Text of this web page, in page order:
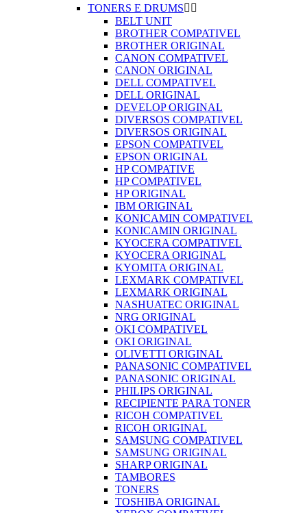
TONERS E DRUMS 
BELT UNIT
BROTHER COMPATIVEL
BROTHER ORIGINAL
CANON COMPATIVEL
CANON ORIGINAL
DELL COMPATIVEL
DELL ORIGINAL
DEVELOP ORIGINAL
DIVERSOS COMPATIVEL
DIVERSOS ORIGINAL
EPSON COMPATIVEL
EPSON ORIGINAL
HP COMPATIVE
HP COMPATIVEL
HP ORIGINAL
IBM ORIGINAL
KONICAMIN COMPATIVEL
KONICAMIN ORIGINAL
KYOCERA COMPATIVEL
KYOCERA ORIGINAL
KYOMITA ORIGINAL
LEXMARK COMPATIVEL
LEXMARK ORIGINAL
NASHUATEC ORIGINAL
NRG ORIGINAL
OKI COMPATIVEL
OKI ORIGINAL
OLIVETTI ORIGINAL
PANASONIC COMPATIVEL
PANASONIC ORIGINAL
PHILIPS ORIGINAL
RECIPIENTE PARA TONER
RICOH COMPATIVEL
RICOH ORIGINAL
SAMSUNG COMPATIVEL
SAMSUNG ORIGINAL
SHARP ORIGINAL
TAMBORES
TONERS
TOSHIBA ORIGINAL